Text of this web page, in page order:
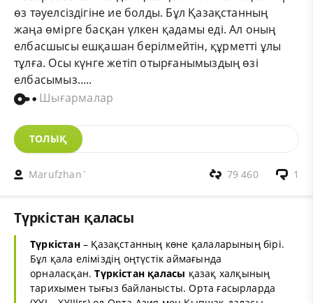
өз тәуелсіздігіне ие болды. Бұл Қазақстанның
жаңа өмірге басқан үлкен қадамы еді. Ал оның
елбасшысы ешқашан берілмейтін, құрметті ұлы
тұлға. Осы күнге жетіп отырғанымыздың өзі
елбасымыз.....
Шығармалар
ТОЛЫҚ
Marufzhan` 1
79 460
Түркістан қаласы
Түркістан– Қазақстанның көне қалаларының бірі.
Бұл қала еліміздің оңтүстік аймағында
орналасқан.Түркістан қаласы қазақ халқының
тарихымен тығыз байланысты. Орта ғасырларда